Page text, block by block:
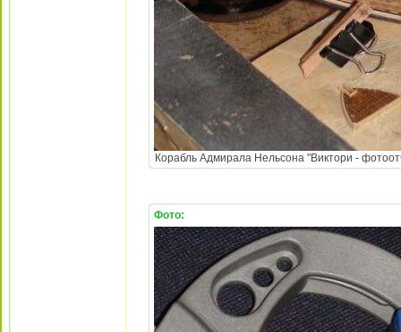
Корабль Адмирала Нельсона "Виктори -
Фото: